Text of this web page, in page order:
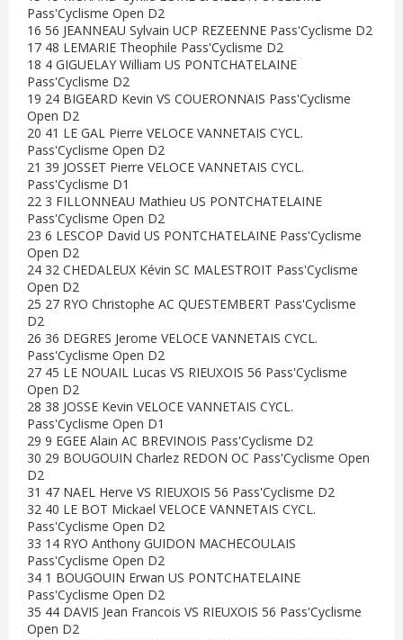
Pass'Cyclisme Open D2
16 56 JEANNEAU Sylvain UCP REZEENNE Pass'Cyclisme D2
17 48 LEMARIE Theophile Pass'Cyclisme D2
18 4 GIGUELAY William US PONTCHATELAINE
Pass'Cyclisme D2
19 24 BIGEARD Kevin VS COUERONNAIS Pass'Cyclisme
Open D2
20 41 LE GAL Pierre VELOCE VANNETAIS CYCL.
Pass'Cyclisme Open D2
21 39 JOSSET Pierre VELOCE VANNETAIS CYCL.
Pass'Cyclisme D1
22 3 FILLONNEAU Mathieu US PONTCHATELAINE
Pass'Cyclisme Open D2
23 6 LESCOP David US PONTCHATELAINE Pass'Cyclisme
Open D2
24 32 CHEDALEUX Kévin SC MALESTROIT Pass'Cyclisme
Open D2
25 27 RYO Christophe AC QUESTEMBERT Pass'Cyclisme
D2
26 36 DEGRES Jerome VELOCE VANNETAIS CYCL.
Pass'Cyclisme Open D2
27 45 LE NOUAIL Lucas VS RIEUXOIS 56 Pass'Cyclisme
Open D2
28 38 JOSSE Kevin VELOCE VANNETAIS CYCL.
Pass'Cyclisme Open D1
29 9 EGEE Alain AC BREVINOIS Pass'Cyclisme D2
30 29 BOUGOUIN Charlez REDON OC Pass'Cyclisme Open
D2
31 47 NAEL Herve VS RIEUXOIS 56 Pass'Cyclisme D2
32 40 LE BOT Mickael VELOCE VANNETAIS CYCL.
Pass'Cyclisme Open D2
33 14 RYO Anthony GUIDON MACHECOULAIS
Pass'Cyclisme Open D2
34 1 BOUGOUIN Erwan US PONTCHATELAINE
Pass'Cyclisme Open D2
35 44 DAVIS Jean Francois VS RIEUXOIS 56 Pass'Cyclisme
Open D2